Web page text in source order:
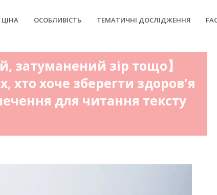
ЦІНА ОСОБЛИВІСТЬ ТЕМАТИЧНІ ДОСЛІДЖЕННЯ
затуманений зір тощо】
хто хоче зберегти здоров'я
для читання тексту